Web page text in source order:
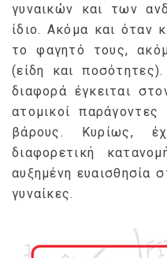
γυναικών και των
ίδιο. Ακόμα και όταν
το φαγητό τους,
(είδη και
διαφορά έγκειται
ατομικοί
βάρους. Κυρίως,
διαφορετική
αυξημένη ευαισθησία
γυναίκες.